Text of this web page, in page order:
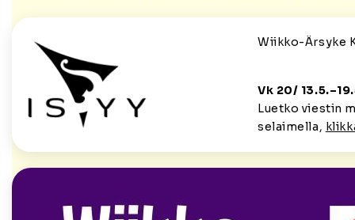
Wiikko-Ärsyke
Vk 20/ 13.5.–19
Luetko viestin
selaimella,